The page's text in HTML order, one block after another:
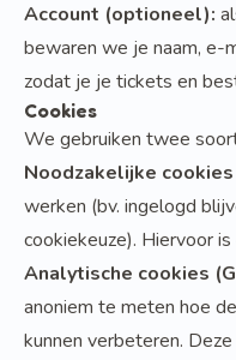
Account (optioneel):
bewaren we je naam, e-
zodat je je tickets en
Cookies
We gebruiken twee
Noodzakelijke cookies
werken (bv. ingelogd
cookiekeuze). Hiervoor
Analytische cookies
anoniem te meten hoe
kunnen verbeteren.